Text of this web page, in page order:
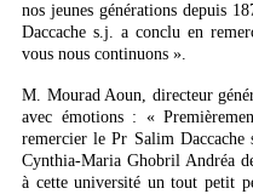
nos jeunes générations depuis
Daccache s.j. a conclu en
vous nous continuons ».
M. Mourad Aoun, directeur
avec émotions : «
remercier le Pr Salim
Cynthia-Maria Ghobril Andréa
à cette université un tout petit